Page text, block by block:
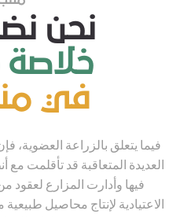
نحن
خلاصة
في
فيما يتعلق بالزراعة العضوية،
العديدة المتعاقبة قد تأقلمت
فيها وأدارت المزارع لعقود
الاعتيادية لإنتاج محاصيل